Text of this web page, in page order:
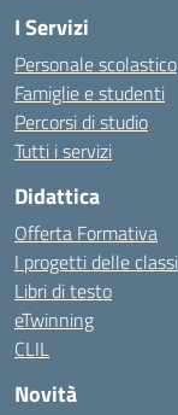
I Servizi
Personale scolastico
Famiglie e studenti
Percorsi di studio
Tutti i servizi
Didattica
Offerta Formativa
I progetti delle classi
Libri di testo
eTwinning
CLIL
Novità